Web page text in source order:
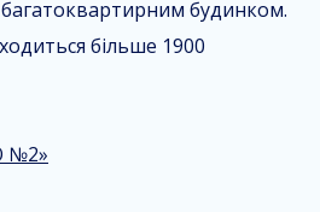
багатоквартирним будинком.
більше 1900
№2»